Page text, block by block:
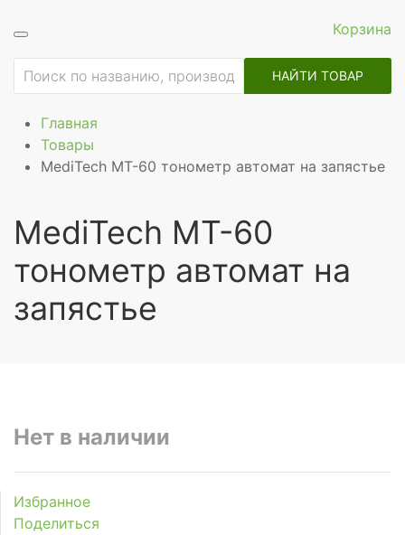
Корзина
НАЙТИ ТОВАР
Главная
Товары
MediTech MT-60 тонометр автомат на запястье
MediTech MT-60
тонометр автомат на
запястье
Нет в наличии
Избранное
Поделиться